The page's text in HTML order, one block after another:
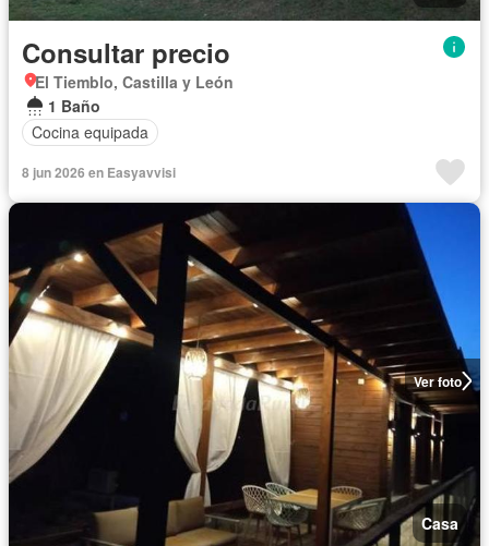
Consultar precio
El Tiemblo, Castilla y León
1 Baño
Cocina equipada
8 jun 2026 en Easyavvisi
Ver foto
Casa